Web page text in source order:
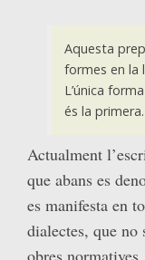
Aquesta
formes en la
L’única
és la primera.
Actualment
que abans es
es manifesta en
dialectes, que no
obres